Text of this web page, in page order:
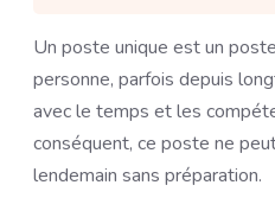
Un poste unique est un
personne, parfois depuis
avec le temps et les
conséquent, ce poste ne
lendemain sans préparation.